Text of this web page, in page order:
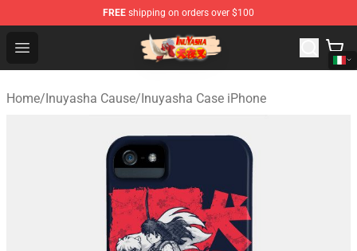
FREE shipping on orders over $100
Open menu
Inuyasha Store - Official Inuyasha Merchandise Shop
Home/Inuyasha Cause/Inuyasha Case iPhone